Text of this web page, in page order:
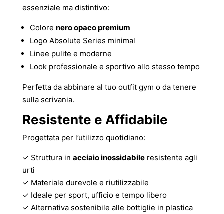
essenziale ma distintivo:
Colore nero opaco premium
Logo Absolute Series minimal
Linee pulite e moderne
Look professionale e sportivo allo stesso tempo
Perfetta da abbinare al tuo outfit gym o da tenere
sulla scrivania.
Resistente e Affidabile
Progettata per l’utilizzo quotidiano:
✓ Struttura in acciaio inossidabileresistente agli
urti
✓ Materiale durevole e riutilizzabile
✓ Ideale per sport, ufficio e tempo libero
✓ Alternativa sostenibile alle bottiglie in plastica